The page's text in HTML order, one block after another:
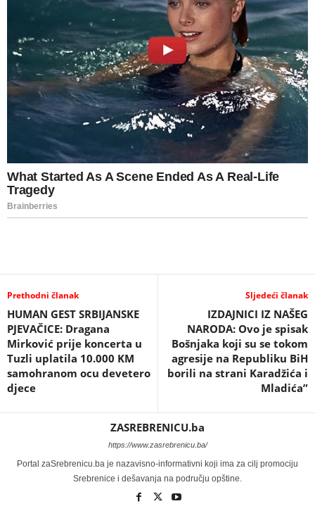
Prethodni članak
HUMAN GEST SRBIJANSKE
PJEVAČICE: Dragana
Mirković prije koncerta u
Tuzli uplatila 10.000 KM
samohranom ocu devetero
djece
Sljedeći članak
IZDAJNICI IZ NAŠEG
NARODA: Ovo je spisak
Bošnjaka koji su se tokom
agresije na Republiku BiH
borili na strani Karadžića i
Mladića”
ZASREBRENICU.ba
https://www.zasrebrenicu.ba/
Portal zaSrebrenicu.ba je nazavisno-informativni koji ima za cilj promociju
Srebrenice i dešavanja na području opštine.